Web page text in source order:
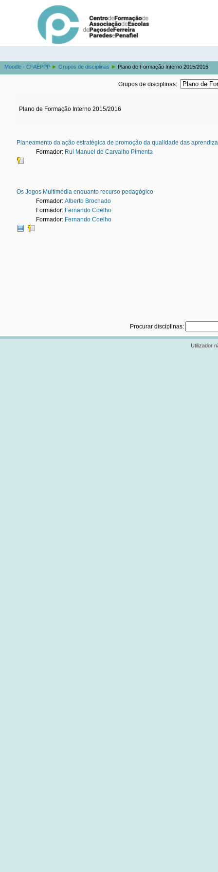
Moodle - CFAEPPP ► Grupos de disciplinas ► Plano de Formação Interno 2015/2016
Grupos de disciplinas:
Plano de Formação Interno 2015/2016
Planeamento da ação estratégica de promoção da qualidade das
Formador: Rui Manuel de Carvalho Pimenta
Os Jogos Multimédia enquanto recurso pedagógico
Formador:Alberto Brochado
Formador: Fernando Coelho
Formador: Fernando Coelho
Procurar disciplinas:
Utilizador